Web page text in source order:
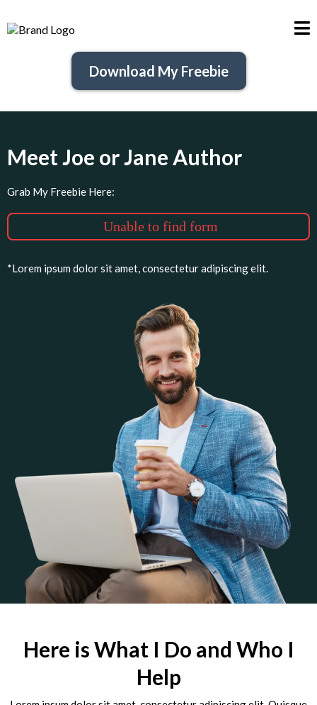
Download My Freebie
Meet Joe or Jane Author
Grab My Freebie Here:
Unable to find form
*Lorem ipsum dolor sit amet, consectetur adipiscing elit.
Here is What I Do and Who I
Help